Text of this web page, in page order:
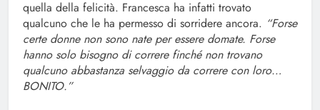
quella della felicità. Francesca ha infatti trovato
qualcuno che le ha permesso di sorridere ancora. “Forse
certe donne non sono nate per essere domate. Forse
hanno solo bisogno di correre finché non trovano
qualcuno abbastanza selvaggio da correre con loro…
BONITO.”